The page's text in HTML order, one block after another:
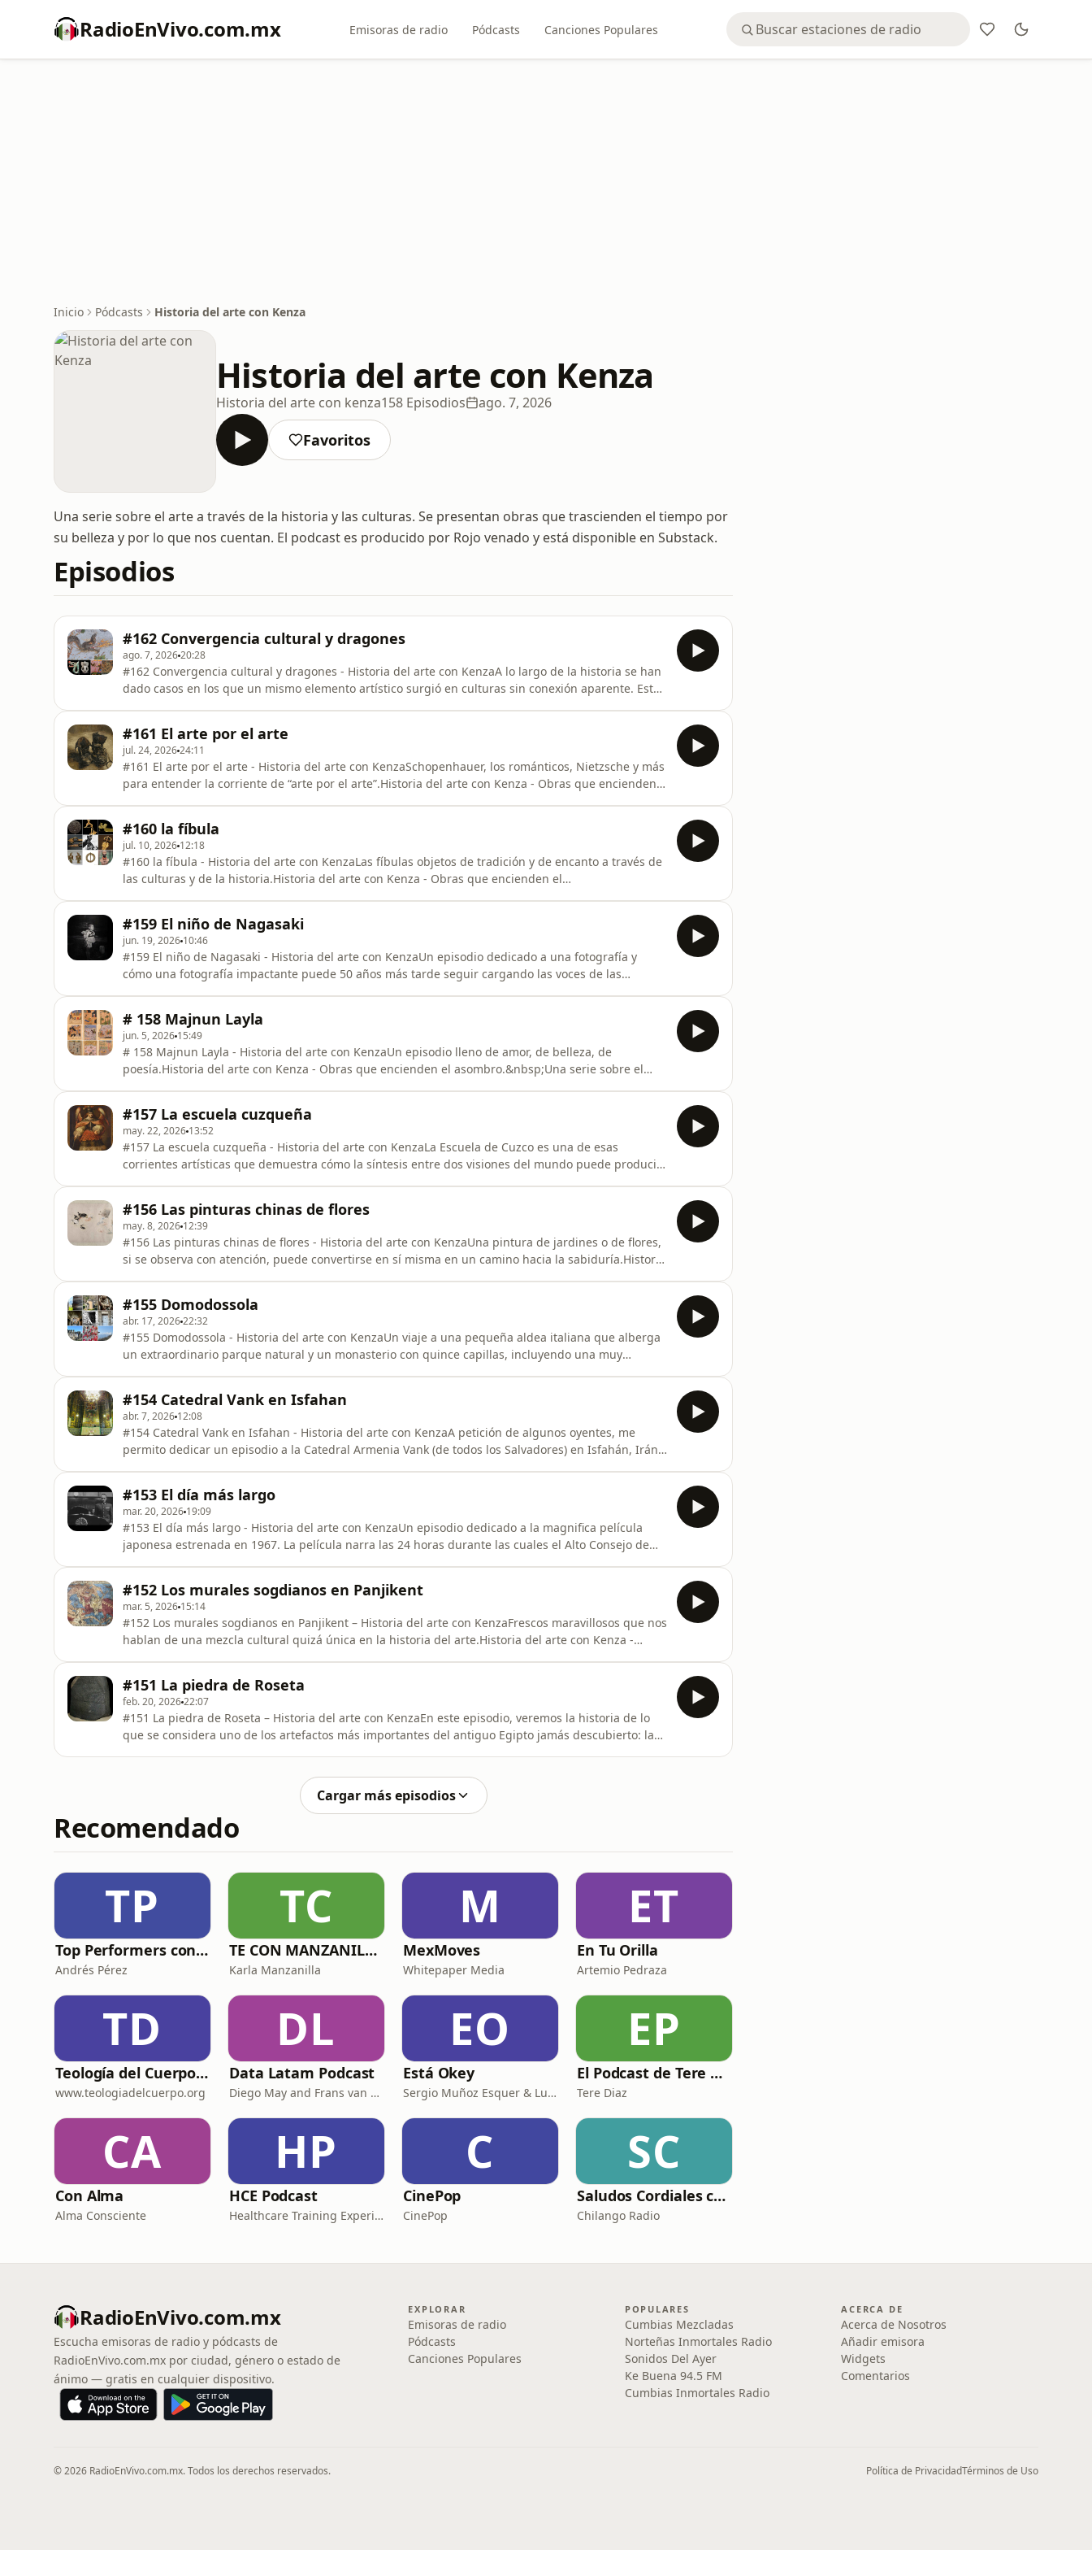
RadioEnVivo.com.mx Emisoras de radio Pódcasts Canciones Populares
Inicio Pódcasts Historia del arte con Kenza
Historia del arte con Kenza
Historia del arte con kenza158 Episodios ago. 7, 2026
Favoritos
Una serie sobre el arte a través de la historia y las culturas. Se presentan obras que trascienden el tiempo por
su belleza y por lo que nos cuentan. El podcast es producido por Rojo venado y está disponible en Substack.
Episodios
#162 Convergencia cultural y dragones
ago. 7, 202620:28
#162 Convergencia cultural y dragones - Historia del arte con KenzaA lo largo de la historia se han
dado casos en los que un mismo elemento artístico surgió en culturas sin conexión aparente. Esto
historia y las
#161 El arte por el arte
jul. 24, 202624:11
#161 El arte por el arte - Historia del arte con KenzaSchopenhauer, los románticos, Nietzsche y más
para entender la corriente de “arte por el arte”.Historia del arte con Kenza - Obras que encienden
@historia_del_arte_con_
#160 la fíbula
jul. 10, 2026 12:18
#160 la fíbula - Historia del arte con KenzaLas fíbulas objetos de tradición y de encanto a través de
las culturas y de la historia.Historia del arte con Kenza - Obras que encienden el
@historia_del_arte_con_kenzaNos puede se
#159 El niño de Nagasaki
jun. 19, 2026 10:46
#159 El niño de Nagasaki - Historia del arte con KenzaUn episodio dedicado a una fotografía y
cómo una fotografía impactante puede 50 años más tarde seguir cargando las voces de las
tiempo por su belleza y por
# 158 Majnun Layla
jun. 5, 2026 15:49
# 158 Majnun Layla - Historia del arte con KenzaUn episodio lleno de amor, de belleza, de
poesía.Historia del arte con Kenza - Obras que encienden el asombro.&nbsp;Una serie sobre el
pagina historia del arte
#157 La escuela cuzqueña
may. 22, 2026 13:52
#157 La escuela cuzqueña - Historia del arte con KenzaLa Escuela de Cuzco es una de esas
corrientes artísticas que demuestra cómo la síntesis entre dos visiones del mundo puede producir
por su belleza y por lo
#156 Las pinturas chinas de flores
may. 8, 2026 12:39
#156 Las pinturas chinas de flores - Historia del arte con KenzaUna pintura de jardines o de flores,
si se observa con atención, puede convertirse en sí misma en un camino hacia la sabiduría.Historia
nos
#155 Domodossola
abr. 17, 202622:32
#155 Domodossola - Historia del arte con KenzaUn viaje a una pequeña aldea italiana que alberga
un extraordinario parque natural y un monasterio con quince capillas, incluyendo una muy
belleza y por lo que
#154 Catedral Vank en Isfahan
abr. 7, 2026 12:08
#154 Catedral Vank en Isfahan - Historia del arte con KenzaA petición de algunos oyentes, me
permito dedicar un episodio a la Catedral Armenia Vank (de todos los Salvadores) en Isfahán, Irán.
historia y la
#153 El día más largo
mar. 20, 2026 19:09
#153 El día más largo - Historia del arte con KenzaUn episodio dedicado a la magnifica película
japonesa estrenada en 1967. La película narra las 24 horas durante las cuales el Alto Consejo de
de la guerra y l
#152 Los murales sogdianos en Panjikent
mar. 5, 2026 15:14
#152 Los murales sogdianos en Panjikent – Historia del arte con KenzaFrescos maravillosos que nos
hablan de una mezcla cultural quizá única en la historia del arte.Historia del arte con Kenza -
cuenta.Instagram: @histori
#151 La piedra de Roseta
feb. 20, 202622:07
#151 La piedra de Roseta – Historia del arte con KenzaEn este episodio, veremos la historia de lo
que se considera uno de los artefactos más importantes del antiguo Egipto jamás descubierto: la
Cargar más episodios
Recomendado
TP
Top Performers con Andrés Pérez
Andrés Pérez
TC
TE CON MANZANILLA. Para sanar tu relación con la comida, el cuerpo y el alma.
Karla Manzanilla
M
MexMoves
Whitepaper Media
ET
En Tu Orilla
Artemio Pedraza
TD
Teología del Cuerpo para Dummies
www.teologiadelcuerpo.org
DL
Data Latam Podcast
Diego May and Frans van Dunné
EO
Está Okey
Sergio Muñoz Esquer & Luisa Fernanda Perez
EP
El Podcast de Tere Díaz
Tere Diaz
CA
Con Alma
Alma Consciente
HP
HCE Podcast
Healthcare Training Experience
C
CinePop
CinePop
SC
Saludos Cordiales con Gaby Meza
Chilango Radio
RadioEnVivo.com.mx
Escucha emisoras de radio y pódcasts de
RadioEnVivo.com.mx por ciudad, género o estado de
ánimo — gratis en cualquier dispositivo.
EXPLORAR
Emisoras de radio
Pódcasts
Canciones Populares
POPULARES
Cumbias Mezcladas
Norteñas Inmortales Radio
Sonidos Del Ayer
Ke Buena 94.5 FM
Cumbias Inmortales Radio
ACERCA DE
Acerca de Nosotros
Añadir emisora
Widgets
Comentarios
© 2026 RadioEnVivo.com.mx. Todos los derechos reservados. Política de PrivacidadTérminos de Uso